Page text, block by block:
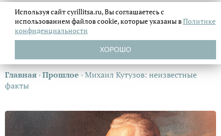
Главная ›Прошлое ›Михаил Кутузов: неизвестные
факты
Используя сайт cyrillitsa.ru, Вы соглашаетесь с
использованием файловcookie, которые указаны вПолитике
конфиденциальности
ХОРОШО